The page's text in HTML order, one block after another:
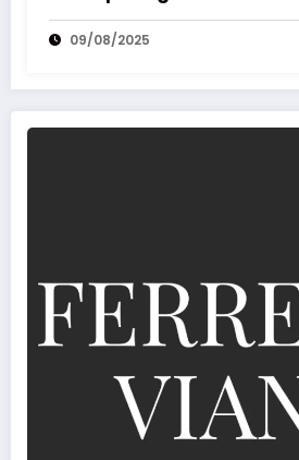
rapidamente
09/08/2025